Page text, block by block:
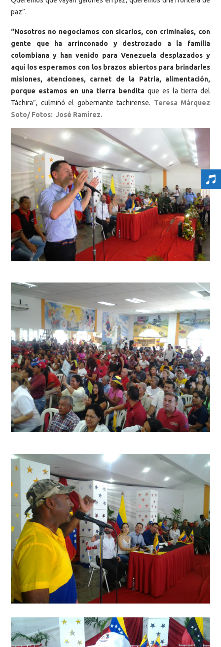
paz”.
“Nosotros no negociamos con sicarios, con criminales, con
gente que ha arrinconado y destrozado a la familia
colombiana y han venido para Venezuela desplazados y
aquí los esperamos con los brazos abiertos para brindarles
misiones, atenciones, carnet de la Patria, alimentación,
porque estamos en una tierra bendita que es la tierra del
Táchira”, culminó el gobernante tachirense. Teresa Márquez
Soto/ Fotos: José Ramírez.